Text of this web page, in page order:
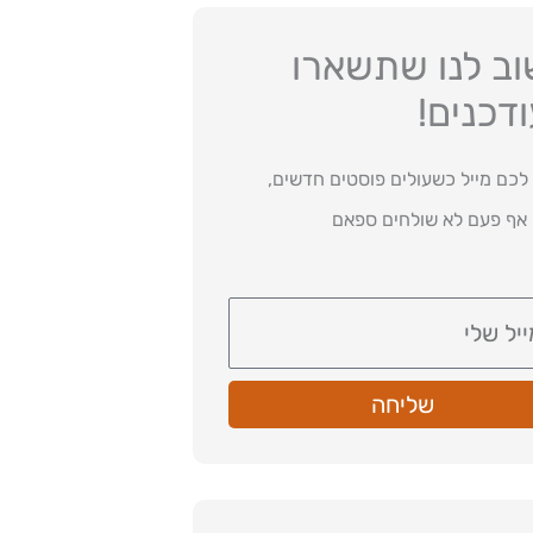
לנו שתשארו
מייל כשעולים פוסטים חדשים,
אף פעם לא שולחים ספאם
שליחה